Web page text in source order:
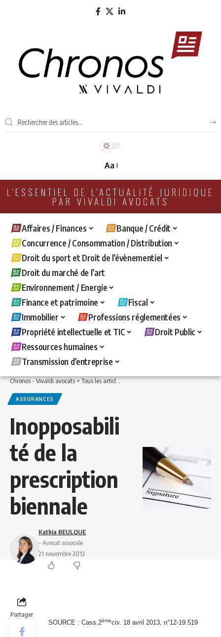
Aa
L'ESSENTIEL DE L'ACTUALITÉ JURIDIQUE
PAR VIVALDI AVOCATS
Affaires / Finances
Banque / Crédit
Concurrence / Consommation / Distribution
Droit du sport et Droit de l’évènementiel
Droit du marché de l’art
Environnement / Energie
Finance et patrimoine
Fiscal
Immobilier
Professions réglementées
Propriété intellectuelle et TIC
Droit Public
Ressources humaines
Transmission d’entreprise
Chronos - Vivaldi avocats>Tous les articles >Immobilier>Assurances>
ASSURANCES
Inopposabili
té de la
prescription
biennale
Kathia BEULQUE
- Avocat associée
21 novembre 2013
Partager
SOURCE : Cass.2èmeciv. 18 avril 2013, n°12-19.519